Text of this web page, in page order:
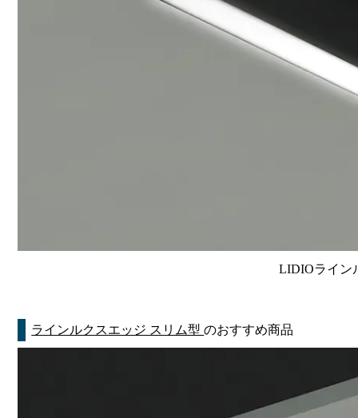
LIDIOライン
ラインルクスエッジ スリム型のおすすめ商品